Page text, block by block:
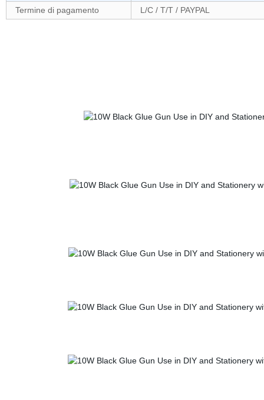
Termine di pagamento L/C / T/T / PAYPAL